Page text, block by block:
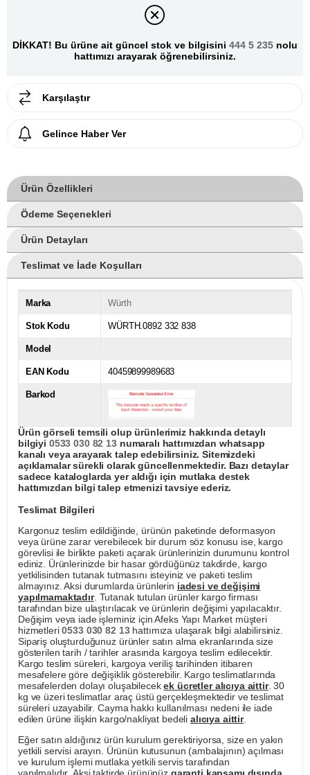
DİKKAT! Bu ürüne ait güncel stok ve bilgisini 444 5 235 nolu
hattımızı arayarak öğrenebilirsiniz.
Karşılaştır
Gelince Haber Ver
Ürün Özellikleri
Ödeme Seçenekleri
Ürün Detayları
Teslimat ve İade Koşulları
Marka Würth
Stok Kodu WÜRTH.0892 332 838
Model
EAN Kodu 40459899989683
Barkod
Ürün görseli temsili olup ürünlerimiz hakkında detaylı
bilgiyi 0533 030 82 13numaralı hattımızdan whatsapp
kanalı veya arayarak talep edebilirsiniz. Sitemizdeki
açıklamalar sürekli olarak güncellenmektedir. Bazı detaylar
sadece kataloglarda yer aldığı için mutlaka destek
hattımızdan bilgi talep etmenizi tavsiye ederiz.
Teslimat Bilgileri
Kargonuz teslim edildiğinde, ürünün paketinde deformasyon
veya ürüne zarar verebilecek bir durum söz konusu ise, kargo
görevlisi ile birlikte paketi açarak ürünlerinizin durumunu kontrol
ediniz. Ürünlerinizde bir hasar gördüğünüz takdirde, kargo
yetkilisinden tutanak tutmasını isteyiniz ve paketi teslim
almayınız. Aksi durumlarda ürünlerin iadesi ve değişimi
yapılmamaktadır. Tutanak tutulan ürünler kargo firması
tarafından bize ulaştırılacak ve ürünlerin değişimi yapılacaktır.
Değişim veya iade işleminiz için Afeks Yapı Market müşteri
hizmetleri0533 030 82 13hattımıza ulaşarak bilgi alabilirsiniz.
Sipariş oluşturduğunuz ürünler satın alma ekranlarında size
gösterilen tarih / tarihler arasında kargoya teslim edilecektir.
Kargo teslim süreleri, kargoya veriliş tarihinden itibaren
mesafelere göre değişiklik gösterebilir. Kargo teslimatlarında
mesafelerden dolayı oluşabilecekek ücretler alıcıya aittir. 30
kg ve üzeri teslimatlar araç üstü gerçekleşmektedir ve teslimat
süreleri uzayabilir. Cayma hakkı kullanılması nedeni ile iade
edilen ürüne ilişkin kargo/nakliyat bedeli alıcıya aittir.
Eğer satın aldığınız ürün kurulum gerektiriyorsa, size en yakın
yetkili servisi arayın. Ürünün kutusunun (ambalajının) açılması
ve kurulum işlemi mutlaka yetkili servis tarafından